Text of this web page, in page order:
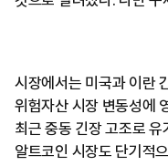
시장에서는 미국과 이란
위험자산 시장 변동성에
최근 중동 긴장 고조로
알트코인 시장도 단기적